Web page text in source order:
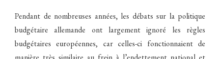
Pendant de nombreuses années, les débats sur la politique
budgétaire allemande ont largement ignoré les règles
budgétaires européennes, car celles-ci fonctionnaient de